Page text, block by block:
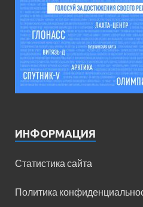
ИНФОРМАЦИЯ
Статистика сайта
Политика